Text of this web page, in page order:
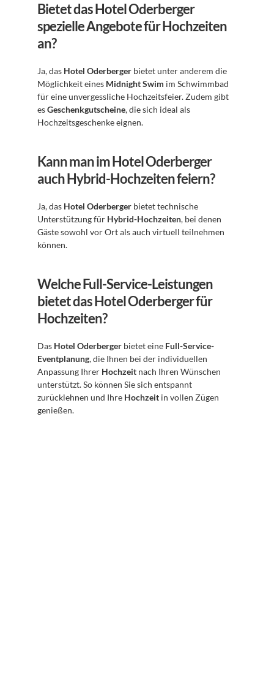
Bietet das Hotel Oderberger
spezielle Angebote für Hochzeiten
an?
Ja, das Hotel Oderberger bietet unter anderem die
Möglichkeit eines Midnight Swim im Schwimmbad
für eine unvergessliche Hochzeitsfeier. Zudem gibt
es Geschenkgutscheine, die sich ideal als
Hochzeitsgeschenke eignen.
Kann man im Hotel Oderberger
auch Hybrid-Hochzeiten feiern?
Ja, das Hotel Oderberger bietet technische
Unterstützung für Hybrid-Hochzeiten, bei denen
Gäste sowohl vor Ort als auch virtuell teilnehmen
können.
Welche Full-Service-Leistungen
bietet das Hotel Oderberger für
Hochzeiten?
Das Hotel Oderberger bietet eine Full-Service-
Eventplanung, die Ihnen bei der individuellen
Anpassung Ihrer Hochzeit nach Ihren Wünschen
unterstützt. So können Sie sich entspannt
zurücklehnen und Ihre Hochzeit in vollen Zügen
genießen.